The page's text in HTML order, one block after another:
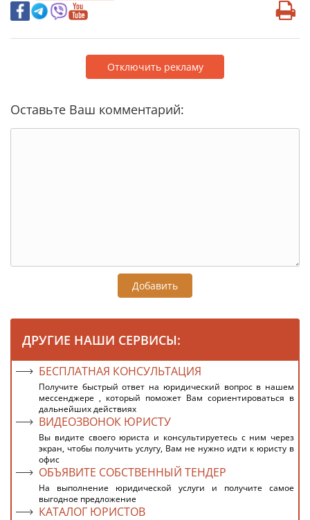
Отключить рекламу
Оставьте Ваш комментарий:
Добавить
ДРУГИЕ НАШИ СЕРВИСЫ:
БЕСПЛАТНАЯ КОНСУЛЬТАЦИЯ
Получите быстрый ответ на юридический вопрос в нашем
мессенджере , который поможет Вам сориентироваться в
дальнейших действиях
ВИДЕОЗВОНОК ЮРИСТУ
Вы видите своего юриста и консультируетесь с ним через
экран, чтобы получить услугу, Вам не нужно идти к юристу в
офис
ОБЪЯВИТЕ СОБСТВЕННЫЙ ТЕНДЕР
На выполнение юридической услуги и получите самое
выгодное предложение
КАТАЛОГ ЮРИСТОВ